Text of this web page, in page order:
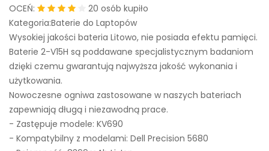
OCEŃ:
20 osób kupiło
Kategoria:Baterie do Laptopów
Wysokiej jakości bateria Litowo, nie posiada efektu pamięci.
Baterie 2-V15H są poddawane specjalistycznym badaniom
dzięki czemu gwarantują najwyższa jakość wykonania i
użytkowania.
Nowoczesne ogniwa zastosowane w naszych bateriach
zapewniają długą i niezawodną prace.
- Zastępuje modele: KV690
- Kompatybilny z modelami: Dell Precision 5680